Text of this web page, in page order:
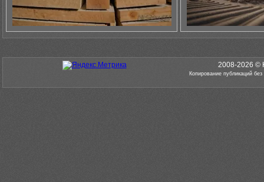
2008-2026 ©
Копирование публикаций